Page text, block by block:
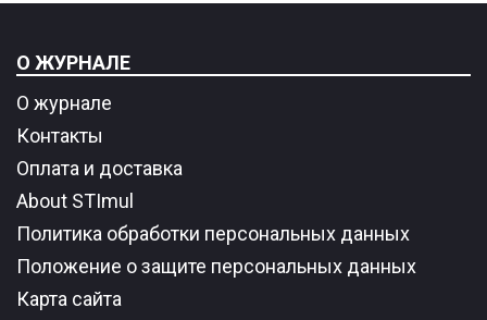
О ЖУРНАЛЕ
О журнале
Контакты
Оплата и доставка
About STImul
Политика обработки персональных данных
Положение о защите персональных данных
Карта сайта